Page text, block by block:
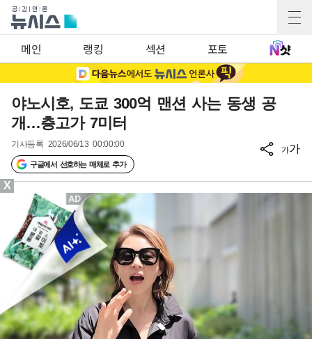
메인 랭킹 섹션 포토
야노시호, 도쿄 300억 맨션 사는 동생 공
개…층고가 7미터
기사등록 2026/06/13 00:00:00
구글에서 선호하는 매체로 추가
가가
X